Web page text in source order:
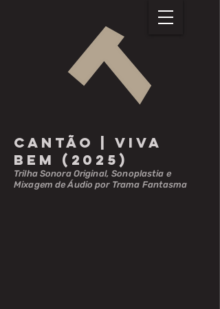
Cantão | viva
bem (2025)
Trilha Sonora Original, Sonoplastia e
Mixagem de Áudio por Trama Fantasma